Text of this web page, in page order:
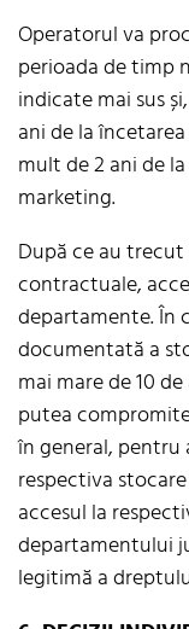
Operatorul va
perioada de timp
indicate mai sus
ani de la
mult de 2 ani de
marketing.
După ce au
contractuale,
departamente. În
documentată a
mai mare de 10
putea
în general, pentru
respectiva
accesul la
departamentului
legitimă a